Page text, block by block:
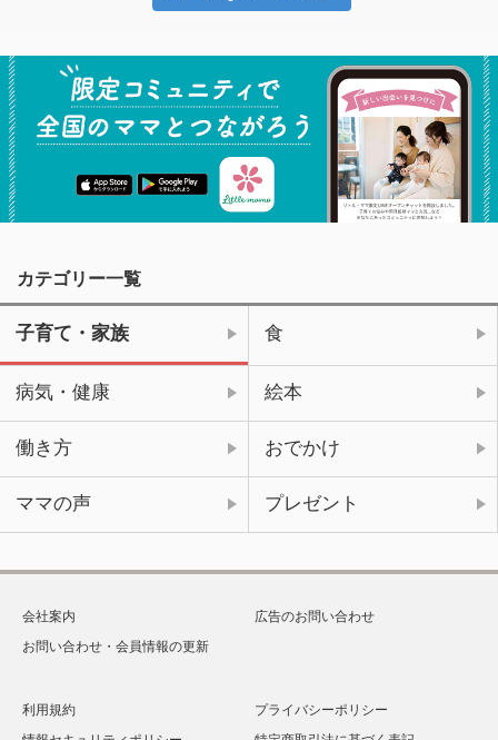
カテゴリー一覧
子育て・家族 食
病気・健康 絵本
働き方 おでかけ
ママの声 プレゼント
会社案内
広告のお問い合わせ
お問い合わせ・会員情報の更新
利用規約
プライバシーポリシー